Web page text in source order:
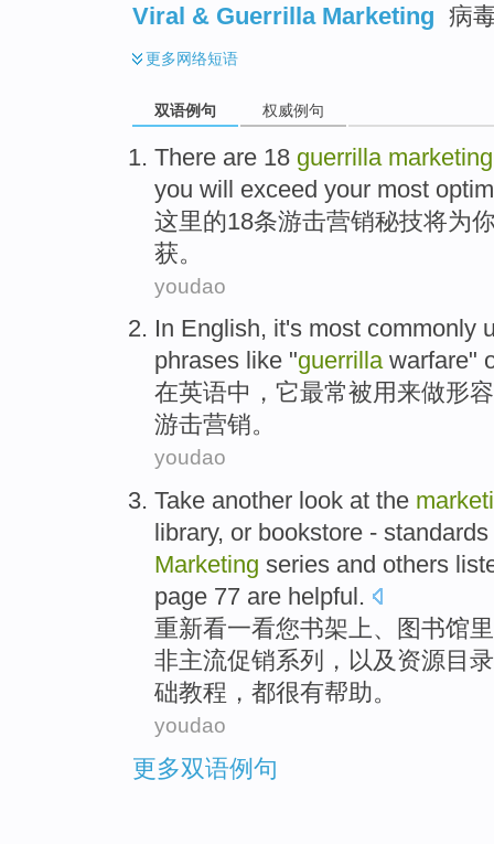
Viral & Guerrilla Marketing 病
更多网络短语
双语例句 权威例句
There are 18 guerrilla marketing
you will exceed your most
这里的18条游击营销秘技将为
获。
youdao
In English, it's most commonly
phrases like "guerrillawarfare"
在英语中， 它最常被用来做形
游击营销。
youdao
Take another look at the
library, or bookstore - standards
Marketing series and others
page 77 are helpful.
重新看一看您书架上、 图书馆里
非主流促销系列 ， 以及 资源目录
础教程， 都很有帮助。
youdao
更多双语例句